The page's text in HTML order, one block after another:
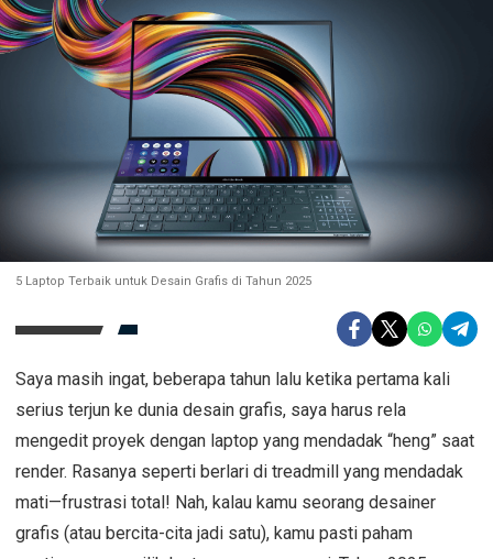
5 Laptop Terbaik untuk Desain Grafis di Tahun 2025
Saya masih ingat, beberapa tahun lalu ketika pertama kali
serius terjun ke dunia desain grafis, saya harus rela
mengedit proyek dengan laptop yang mendadak “heng” saat
render. Rasanya seperti berlari di treadmill yang mendadak
mati—frustrasi total! Nah, kalau kamu seorang desainer
grafis (atau bercita-cita jadi satu), kamu pasti paham